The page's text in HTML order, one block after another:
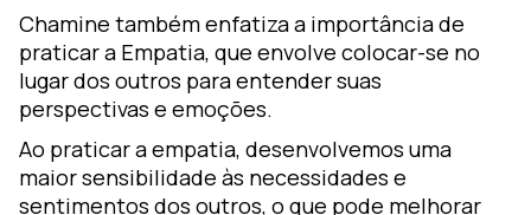
Chamine também enfatiza a importância de
praticar a Empatia, que envolve colocar-se no
lugar dos outros para entender suas
perspectivas e emoções.
Ao praticar a empatia, desenvolvemos uma
maior sensibilidade às necessidades e
sentimentos dos outros, o que pode melhorar